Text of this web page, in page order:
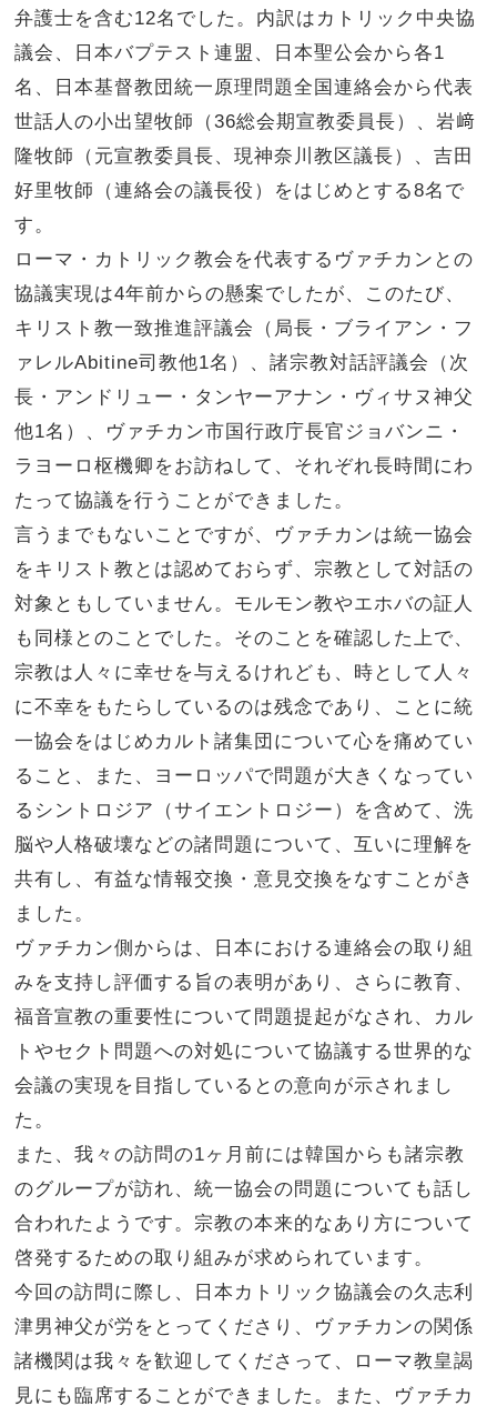
弁護士を含む12名でした。内訳はカトリック中央協
議会、日本バプテスト連盟、日本聖公会から各1
名、日本基督教団統一原理問題全国連絡会から代表
世話人の小出望牧師（36総会期宣教委員長）、岩﨑
隆牧師（元宣教委員長、現神奈川教区議長）、吉田
好里牧師（連絡会の議長役）をはじめとする8名で
す。
ローマ・カトリック教会を代表するヴァチカンとの
協議実現は4年前からの懸案でしたが、このたび、
キリスト教一致推進評議会（局長・ブライアン・フ
ァレルAbitine司教他1名）、諸宗教対話評議会（次
長・アンドリュー・タンヤーアナン・ヴィサヌ神父
他1名）、ヴァチカン市国行政庁長官ジョバンニ・
ラヨーロ枢機卿をお訪ねして、それぞれ長時間にわ
たって協議を行うことができました。
言うまでもないことですが、ヴァチカンは統一協会
をキリスト教とは認めておらず、宗教として対話の
対象ともしていません。モルモン教やエホバの証人
も同様とのことでした。そのことを確認した上で、
宗教は人々に幸せを与えるけれども、時として人々
に不幸をもたらしているのは残念であり、ことに統
一協会をはじめカルト諸集団について心を痛めてい
ること、また、ヨーロッパで問題が大きくなってい
るシントロジア（サイエントロジー）を含めて、洗
脳や人格破壊などの諸問題について、互いに理解を
共有し、有益な情報交換・意見交換をなすことがき
ました。
ヴァチカン側からは、日本における連絡会の取り組
みを支持し評価する旨の表明があり、さらに教育、
福音宣教の重要性について問題提起がなされ、カル
トやセクト問題への対処について協議する世界的な
会議の実現を目指しているとの意向が示されまし
た。
また、我々の訪問の1ヶ月前には韓国からも諸宗教
のグループが訪れ、統一協会の問題についても話し
合われたようです。宗教の本来的なあり方について
啓発するための取り組みが求められています。
今回の訪問に際し、日本カトリック協議会の久志利
津男神父が労をとってくださり、ヴァチカンの関係
諸機関は我々を歓迎してくださって、ローマ教皇謁
見にも臨席することができました。また、ヴァチカ